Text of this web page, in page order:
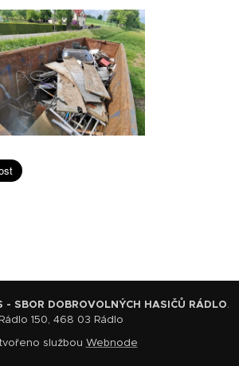
- SBOR DOBROVOLNÝCH HASIČŮ RÁDLO.
Rádlo 150, 468 03 Rádlo
službou Webnode